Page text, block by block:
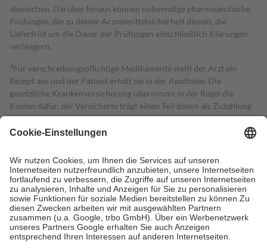
abweichen. Darüber hinaus können notwendige pharmazeutische
Prüfungen, die zu deiner Arzneimittelsicherheit dienen, die
Lieferfrist um die Dauer der Prüfungen einschließlich Klärungen
verlängern.
4Für verschreibungspflichtige Medikamente stellt der Arzt ein
Rezept aus und der Patient erhält sie in der Apotheke. Die
gesetzliche Krankenversicherung übernimmt in der Regel die
Kosten dafür, der Versicherte trägt einen Teil davon als Zuzahlung
mit.
Grundsätzlich leisten Mitglieder Zuzahlungen in Höhe von zehn
höchstens zehn Euro.
Es sind jedoch nie mehr als die tatsächlichen
Kosten der Leistung zu entrichten.
Diese Regeln gelten grundsätzlich auch für Online-Apotheken.
Bei Heilmitteln und häuslicher Krankenpflege beträgt die
Zuzahlung zehn Prozent der Kosten sowie zehn Euro je
Verordnung.
Um das Engagement der Versicherten für ihre eigene Gesundheit zu
stärken und die besondere Stellung der Familie zu unterstützen,